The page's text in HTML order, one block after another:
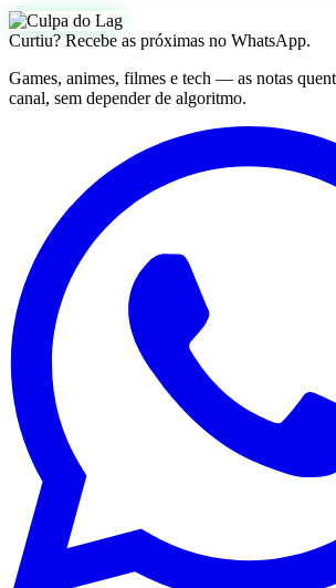
Curtiu? Recebe as próximas no WhatsApp.
Games, animes, filmes e tech — as notas
canal, sem depender de algoritmo.